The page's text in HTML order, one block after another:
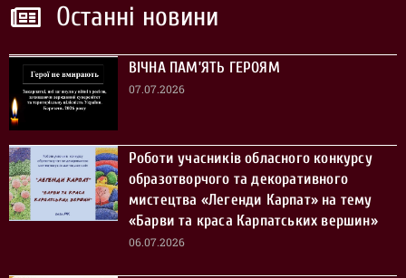
Останні новини
ВІЧНА ПАМ’ЯТЬ ГЕРОЯМ
07.07.2026
Роботи учасників обласного конкурсу
образотворчого та декоративного
мистецтва «Легенди Карпат» на тему
«Барви та краса Карпатських вершин»
06.07.2026